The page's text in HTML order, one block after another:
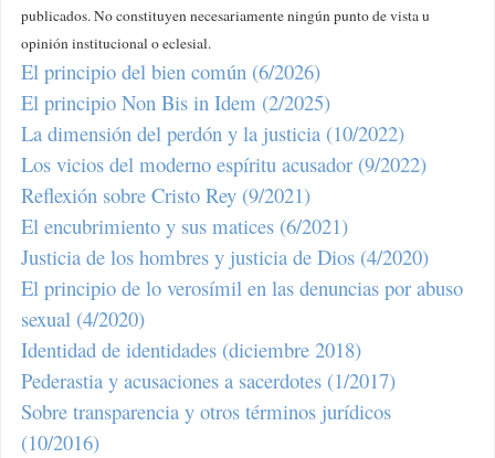
publicados. No constituyen necesariamente ningún punto de vista u
opinión institucional o eclesial.
El principio del bien común (6/2026)
El principio Non Bis in Idem (2/2025)
La dimensión del perdón y la justicia (10/2022)
Los vicios del moderno espíritu acusador (9/2022)
Reflexión sobre Cristo Rey (9/2021)
El encubrimiento y sus matices (6/2021)
Justicia de los hombres y justicia de Dios (4/2020)
El principio de lo verosímil en las denuncias por abuso
sexual (4/2020)
Identidad de identidades (diciembre 2018)
Pederastia y acusaciones a sacerdotes (1/2017)
Sobre transparencia y otros términos jurídicos
(10/2016)